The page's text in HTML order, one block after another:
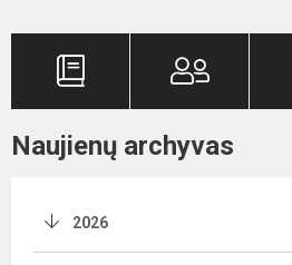
Naujienų archyvas
2026